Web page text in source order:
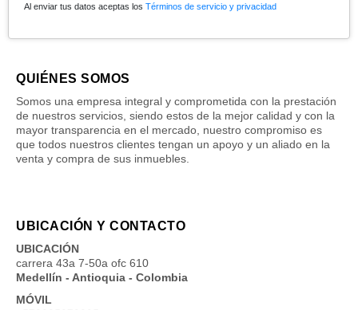
Al enviar tus datos aceptas los Términos de servicio y privacidad
QUIÉNES SOMOS
Somos una empresa integral y comprometida con la prestación
de nuestros servicios, siendo estos de la mejor calidad y con la
mayor transparencia en el mercado, nuestro compromiso es
que todos nuestros clientes tengan un apoyo y un aliado en la
venta y compra de sus inmuebles.
UBICACIÓN Y CONTACTO
UBICACIÓN
carrera 43a 7-50a ofc 610
Medellín - Antioquia - Colombia
MÓVIL